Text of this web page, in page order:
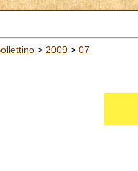
> 2009 > 07